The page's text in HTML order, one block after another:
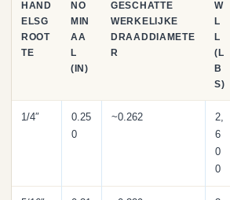
HAND
ELSG
ROOT
TE
NO
MIN
AA
L
(IN)
GESCHATTE
WERKELIJKE
DRAADDIAMETE
R
W
L
L
(L
B
S)
1/4″
0.25
0
~0.262
2,
6
0
0